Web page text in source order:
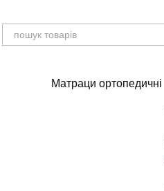
Матраци ортопедичні